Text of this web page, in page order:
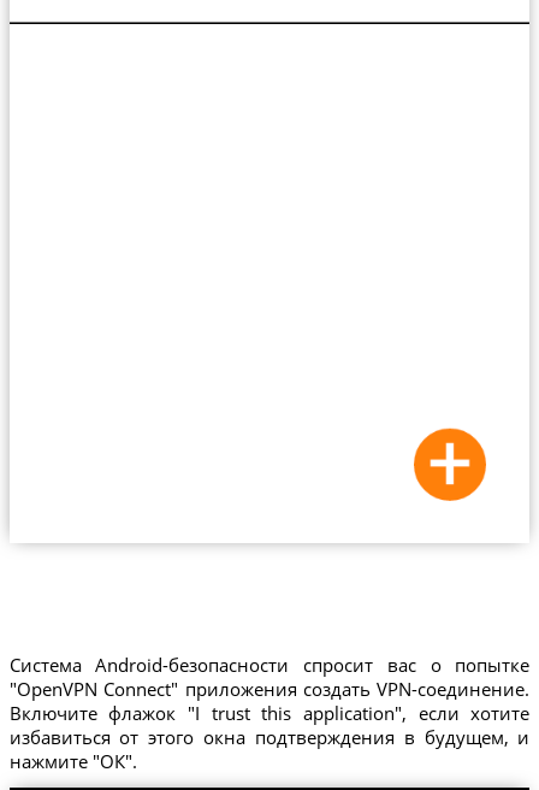
Система Android-безопасности спросит вас о попытке
"OpenVPN Connect" приложения создать VPN-соединение.
Включите флажок "I trust this application", если хотите
избавиться от этого окна подтверждения в будущем, и
нажмите "ОК".